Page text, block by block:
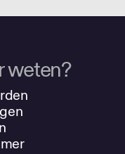
weten?